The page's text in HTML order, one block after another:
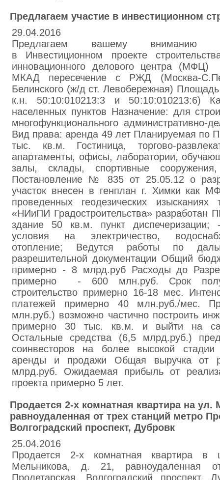
Предлагаем участие в инвестиционном
29.04.2016
Предлагаем вашему вниманию
в Инвестиционном проекте
инновационного делового центра
МКАД пересечение с РЖД (Москва-
Белинского (ж/д ст. Левобережная) Площадь
к.н. 50:10:010213:3 и 50:10:010213:6)
населенных пунктов Назначение: для
многофункционального административно-
Вид права: аренда 49 лет Планируемая по
тыс. кв.м. Гостиница, торгово-
апартаменты, офисы, лаборатории,
залы, склады, спортивные
Постановление № 835 от 25.05.12 о
участок внесен в генплан г. Химки как
проведенных геодезических
«НИиПИ Градостроительства» разработан
здание 50 кв.м. пункт диспечеризации;
условия на электричество,
отопление; Ведутся работы по
разрешительной документации Общий
примерно - 8 млрд.руб Расходы до
примерно - 600 млн.руб. Срок
строительство примерно 16-18 мес.
платежей примерно 40 млн.руб./мес.
млн.руб.) возможно частично построить
примерно 30 тыс. кв.м. и выйти на
Остальные средства (6,5 млрд.руб.)
соинвесторов на более высокой стадии
аренды и продажи Общая выручка от
млрд.руб. Ожидаемая прибыль от
проекта примерно 5 лет.
Продается 2-х комнатная квартира на ул.
равноудаленная от трех станций метро
Волгоградский проспект, Дубровк
25.04.2016
Продается 2-х комнатная квартира
Мельникова, д. 21, равноудаленная
Пролетарская, Волгоградский